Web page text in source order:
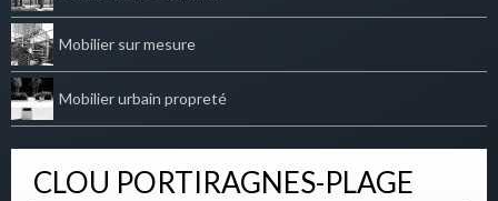
Mobilier sur mesure
Mobilier urbain propreté
CLOU PORTIRAGNES-PLAGE